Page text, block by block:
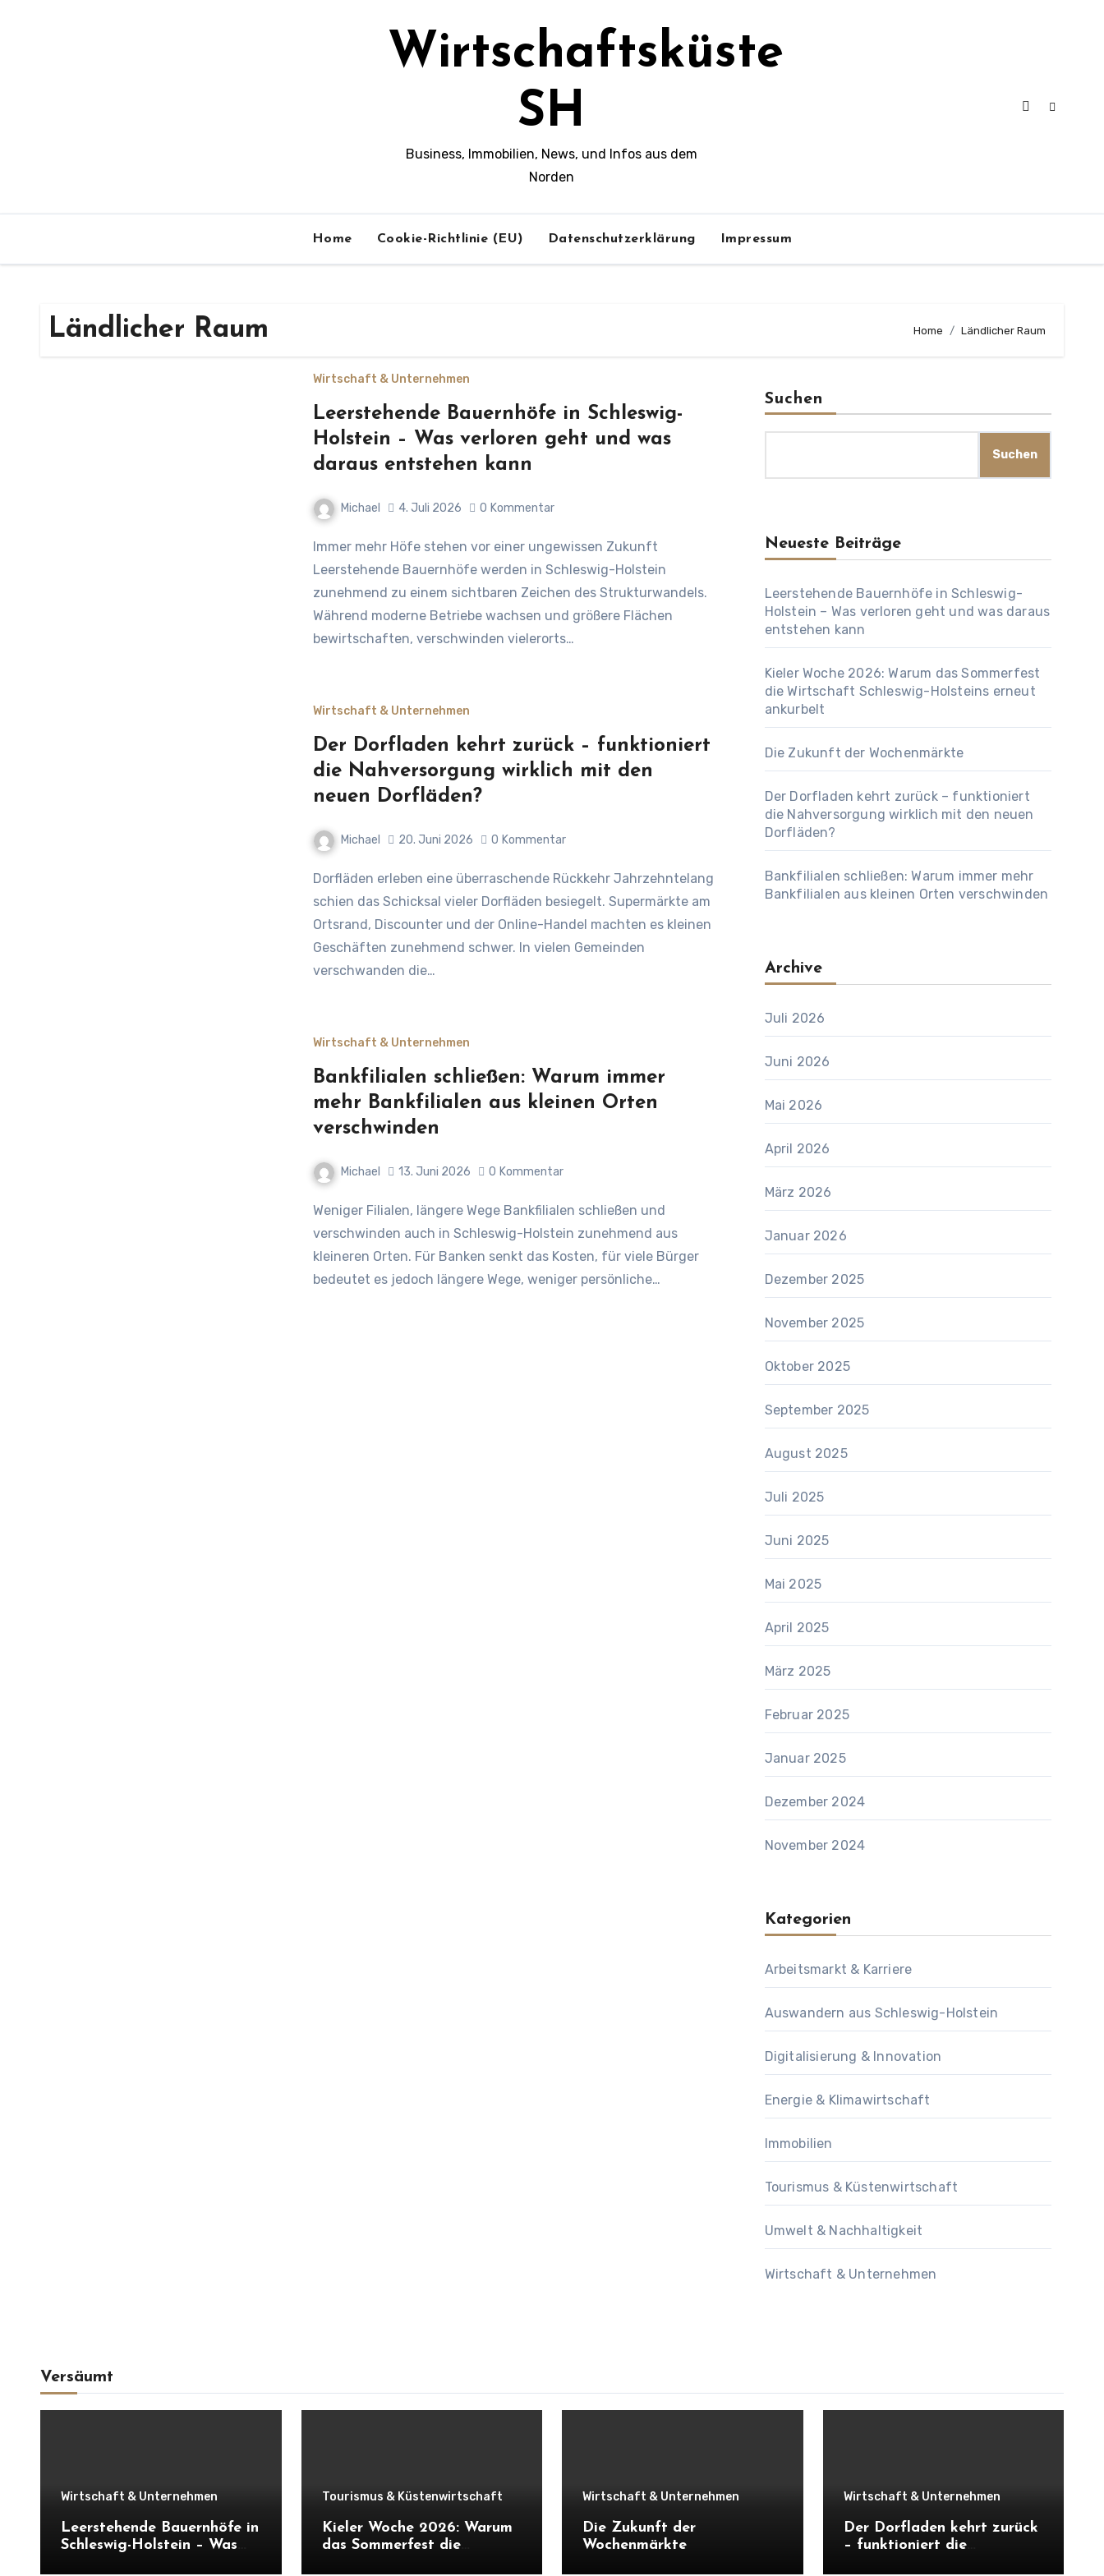
Wirtschaftsküste
SH
Business, Immobilien, News, und Infos aus dem
Norden
Home Cookie-Richtlinie (EU) Datenschutzerklärung Impressum
Ländlicher Raum Home Ländlicher Raum
Wirtschaft & Unternehmen
Leerstehende Bauernhöfe in Schleswig-
Holstein – Was verloren geht und was
daraus entstehen kann
Michael 4. Juli 2026 0 Kommentar
Immer mehr Höfe stehen vor einer ungewissen Zukunft
Leerstehende Bauernhöfe werden in Schleswig-Holstein
zunehmend zu einem sichtbaren Zeichen des Strukturwandels.
Während moderne Betriebe wachsen und größere Flächen
bewirtschaften, verschwinden vielerorts…
Wirtschaft & Unternehmen
Der Dorfladen kehrt zurück – funktioniert
die Nahversorgung wirklich mit den
neuen Dorfläden?
Michael 20. Juni 2026 0 Kommentar
Dorfläden erleben eine überraschende Rückkehr Jahrzehntelang
schien das Schicksal vieler Dorfläden besiegelt. Supermärkte am
Ortsrand, Discounter und der Online-Handel machten es kleinen
Geschäften zunehmend schwer. In vielen Gemeinden
verschwanden die…
Wirtschaft & Unternehmen
Bankfilialen schließen: Warum immer
mehr Bankfilialen aus kleinen Orten
verschwinden
Michael 13. Juni 2026 0 Kommentar
Weniger Filialen, längere Wege Bankfilialen schließen und
verschwinden auch in Schleswig-Holstein zunehmend aus
kleineren Orten. Für Banken senkt das Kosten, für viele Bürger
bedeutet es jedoch längere Wege, weniger persönliche…
Suchen
Suchen
Neueste Beiträge
Leerstehende Bauernhöfe in Schleswig-
Holstein – Was verloren geht und was daraus
entstehen kann
Kieler Woche 2026: Warum das Sommerfest
die Wirtschaft Schleswig-Holsteins erneut
ankurbelt
Die Zukunft der Wochenmärkte
Der Dorfladen kehrt zurück – funktioniert
die Nahversorgung wirklich mit den neuen
Dorfläden?
Bankfilialen schließen: Warum immer mehr
Bankfilialen aus kleinen Orten verschwinden
Archive
Juli 2026
Juni 2026
Mai 2026
April 2026
März 2026
Januar 2026
Dezember 2025
November 2025
Oktober 2025
September 2025
August 2025
Juli 2025
Juni 2025
Mai 2025
April 2025
März 2025
Februar 2025
Januar 2025
Dezember 2024
November 2024
Kategorien
Arbeitsmarkt & Karriere
Auswandern aus Schleswig-Holstein
Digitalisierung & Innovation
Energie & Klimawirtschaft
Immobilien
Tourismus & Küstenwirtschaft
Umwelt & Nachhaltigkeit
Wirtschaft & Unternehmen
Versäumt
Wirtschaft & Unternehmen
Leerstehende Bauernhöfe in
Schleswig-Holstein – Was
Tourismus & Küstenwirtschaft
Kieler Woche 2026: Warum
das Sommerfest die
Wirtschaft & Unternehmen
Die Zukunft der
Wochenmärkte
Wirtschaft & Unternehmen
Der Dorfladen kehrt zurück
– funktioniert die